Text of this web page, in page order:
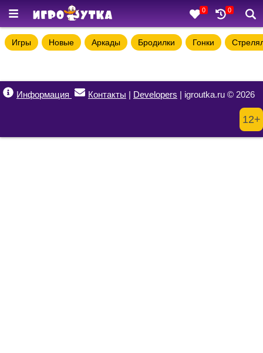
0 0
Игры Новые Аркады Бродилки Гонки
Информация Контакты | Developers | igroutka.ru © 2026
12+